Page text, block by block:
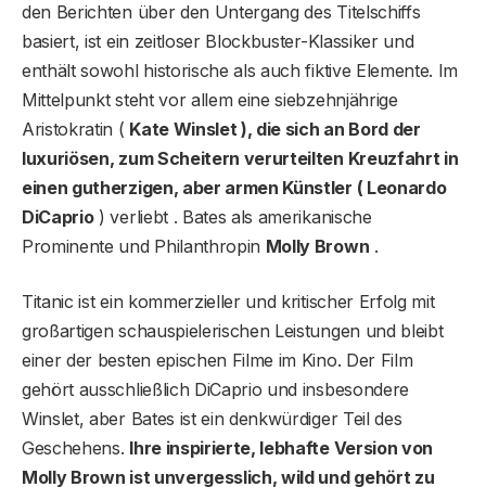
den Berichten über den Untergang des Titelschiffs
basiert, ist ein zeitloser Blockbuster-Klassiker und
enthält sowohl historische als auch fiktive Elemente. Im
Mittelpunkt steht vor allem eine siebzehnjährige
Aristokratin ( Kate Winslet ), die sich an Bord der
luxuriösen, zum Scheitern verurteilten Kreuzfahrt in
einen gutherzigen, aber armen Künstler ( Leonardo
DiCaprio) verliebt . Bates als amerikanische
Prominente und Philanthropin Molly Brown .
Titanic ist ein kommerzieller und kritischer Erfolg mit
großartigen schauspielerischen Leistungen und bleibt
einer der besten epischen Filme im Kino. Der Film
gehört ausschließlich DiCaprio und insbesondere
Winslet, aber Bates ist ein denkwürdiger Teil des
Geschehens. Ihre inspirierte, lebhafte Version von
Molly Brown ist unvergesslich, wild und gehört zu